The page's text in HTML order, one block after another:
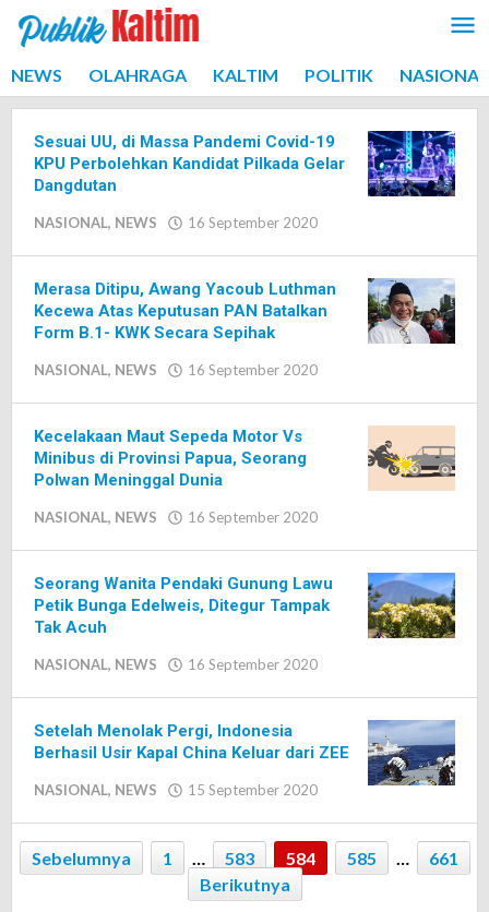
Lewati
konten
NEWS OLAHRAGA KALTIM POLITIK NASIONAL
Sesuai UU, di Massa Pandemi Covid-19
KPU Perbolehkan Kandidat Pilkada Gelar
Dangdutan
NASIONAL, NEWS 16 September 2020
Merasa Ditipu, Awang Yacoub Luthman
Kecewa Atas Keputusan PAN Batalkan
Form B.1- KWK Secara Sepihak
NASIONAL, NEWS 16 September 2020
Kecelakaan Maut Sepeda Motor Vs
Minibus di Provinsi Papua, Seorang
Polwan Meninggal Dunia
NASIONAL, NEWS 16 September 2020
Seorang Wanita Pendaki Gunung Lawu
Petik Bunga Edelweis, Ditegur Tampak
Tak Acuh
NASIONAL, NEWS 16 September 2020
Setelah Menolak Pergi, Indonesia
Berhasil Usir Kapal China Keluar dari ZEE
NASIONAL, NEWS 15 September 2020
Sebelumnya 1 … 583 584 585 …
661
Berikutnya